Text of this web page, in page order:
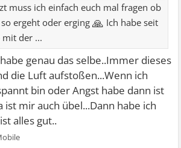
muss ich einfach euch mal fragen ob
ergeht oder erging🙏 Ich habe seit
der ...
habe genau das selbe..Immer dieses
die Luft aufstoßen...Wenn ich
bin oder Angst habe dann ist
ist mir auch übel...Dann habe ich
alles gut..